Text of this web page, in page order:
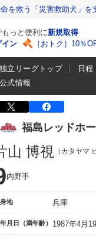
を救う「災害救助犬」を
もっと便利に新規取得
イン
［おトク］10％
独立リーグトップ 日程
公式情報
福島レッドホ
山 博視 （カタヤマ
内野手
地 兵庫
月日（満年齢） 1987年4月